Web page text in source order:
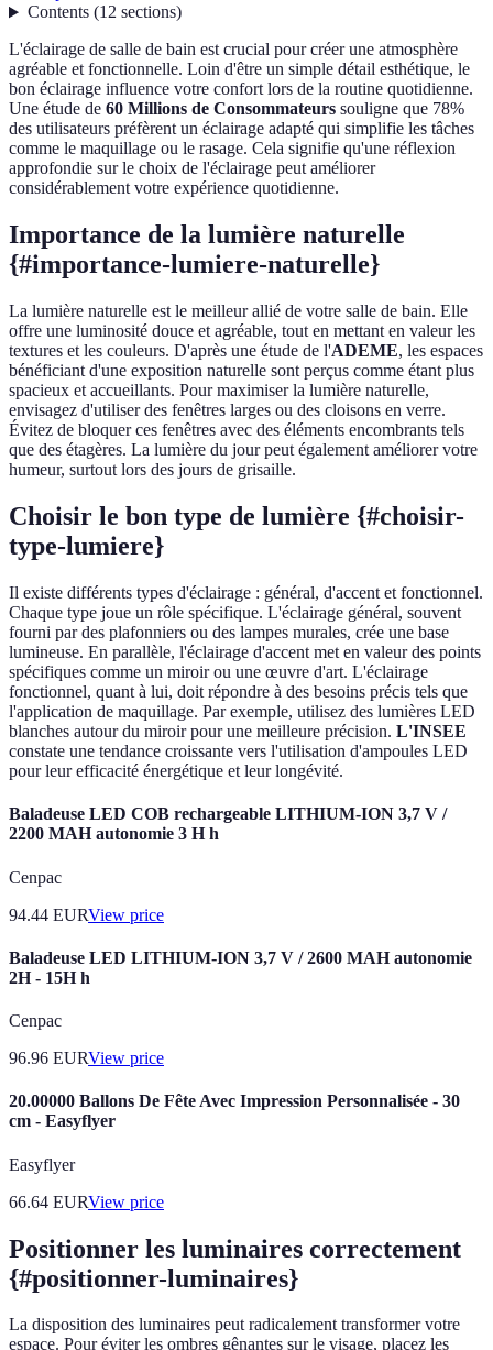
Contents(12 sections)
L'éclairage de salle de bain est crucial pour créer une atmosphère
agréable et fonctionnelle. Loin d'être un simple détail esthétique, le
bon éclairage influence votre confort lors de la routine quotidienne.
Une étude de 60 Millions de Consommateurs souligne que 78%
des utilisateurs préfèrent un éclairage adapté qui simplifie les tâches
comme le maquillage ou le rasage. Cela signifie qu'une réflexion
approfondie sur le choix de l'éclairage peut améliorer
considérablement votre expérience quotidienne.
Importance de la lumière naturelle
{#importance-lumiere-naturelle}
La lumière naturelle est le meilleur allié de votre salle de bain. Elle
offre une luminosité douce et agréable, tout en mettant en valeur les
textures et les couleurs. D'après une étude de l'ADEME, les espaces
bénéficiant d'une exposition naturelle sont perçus comme étant plus
spacieux et accueillants. Pour maximiser la lumière naturelle,
envisagez d'utiliser des fenêtres larges ou des cloisons en verre.
Évitez de bloquer ces fenêtres avec des éléments encombrants tels
que des étagères. La lumière du jour peut également améliorer votre
humeur, surtout lors des jours de grisaille.
Choisir le bon type de lumière {#choisir-
type-lumiere}
Il existe différents types d'éclairage : général, d'accent et fonctionnel.
Chaque type joue un rôle spécifique. L'éclairage général, souvent
fourni par des plafonniers ou des lampes murales, crée une base
lumineuse. En parallèle, l'éclairage d'accent met en valeur des points
spécifiques comme un miroir ou une œuvre d'art. L'éclairage
fonctionnel, quant à lui, doit répondre à des besoins précis tels que
l'application de maquillage. Par exemple, utilisez des lumières LED
blanches autour du miroir pour une meilleure précision. L'INSEE
constate une tendance croissante vers l'utilisation d'ampoules LED
pour leur efficacité énergétique et leur longévité.
Baladeuse LED COB rechargeable LITHIUM-ION 3,7 V /
2200 MAH autonomie 3 H h
Cenpac
94.44 EURView price
Baladeuse LED LITHIUM-ION 3,7 V / 2600 MAH autonomie
2H - 15H h
Cenpac
96.96 EURView price
20.00000 Ballons De Fête Avec Impression Personnalisée - 30
cm - Easyflyer
Easyflyer
66.64 EURView price
Positionner les luminaires correctement
{#positionner-luminaires}
La disposition des luminaires peut radicalement transformer votre
espace. Pour éviter les ombres gênantes sur le visage, placez les